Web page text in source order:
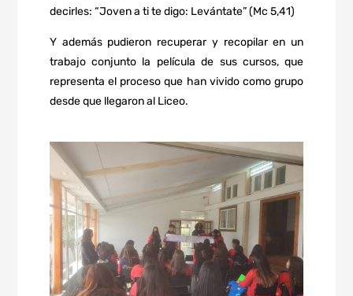
decirles: “Joven a ti te digo: Levántate” (Mc 5,41)
Y además pudieron recuperar y recopilar en un
trabajo conjunto la película de sus cursos, que
representa el proceso que han vivido como grupo
desde que llegaron al Liceo.